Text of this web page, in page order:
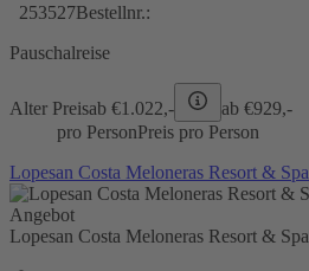
253527Bestellnr.:
Pauschalreise
Alter Preisab €1.022,- ab €929,-
pro PersonPreis pro Person
Lopesan Costa Meloneras Resort & Spa
Angebot
Lopesan Costa Meloneras Resort & Spa